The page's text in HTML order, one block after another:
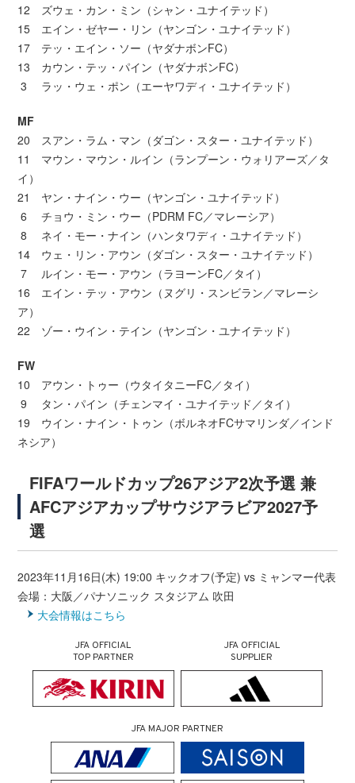
12 ズウェ・カン・ミン（シャン・ユナイテッド）
15 エイン・ゼヤー・リン（ヤンゴン・ユナイテッド）
17 テッ・エイン・ソー（ヤダナボンFC）
13 カウン・テッ・パイン（ヤダナボンFC）
3 ラッ・ウェ・ポン（エーヤワディ・ユナイテッド）
MF
20 スアン・ラム・マン（ダゴン・スター・ユナイテッド）
11 マウン・マウン・ルイン（ランプーン・ウォリアーズ／タ
イ）
21 ヤン・ナイン・ウー（ヤンゴン・ユナイテッド）
6 チョウ・ミン・ウー（PDRM FC／マレーシア）
8 ネイ・モー・ナイン（ハンタワディ・ユナイテッド）
14 ウェ・リン・アウン（ダゴン・スター・ユナイテッド）
7 ルイン・モー・アウン（ラヨーンFC／タイ）
16 エイン・テッ・アウン（ヌグリ・スンビラン／マレーシ
ア）
22 ゾー・ウイン・テイン（ヤンゴン・ユナイテッド）
FW
10 アウン・トゥー（ウタイタニーFC／タイ）
9 タン・パイン（チェンマイ・ユナイテッド／タイ）
19 ウイン・ナイン・トゥン（ボルネオFCサマリンダ／インド
ネシア）
FIFAワールドカップ26アジア2次予選 兼
AFCアジアカップサウジアラビア2027予
選
2023年11月16日(木) 19:00 キックオフ(予定) vs ミャンマー代表
会場：大阪／パナソニック スタジアム 吹田
大会情報はこちら
JFA OFFICIAL
TOP PARTNER
JFA OFFICIAL
SUPPLIER
JFA MAJOR PARTNER